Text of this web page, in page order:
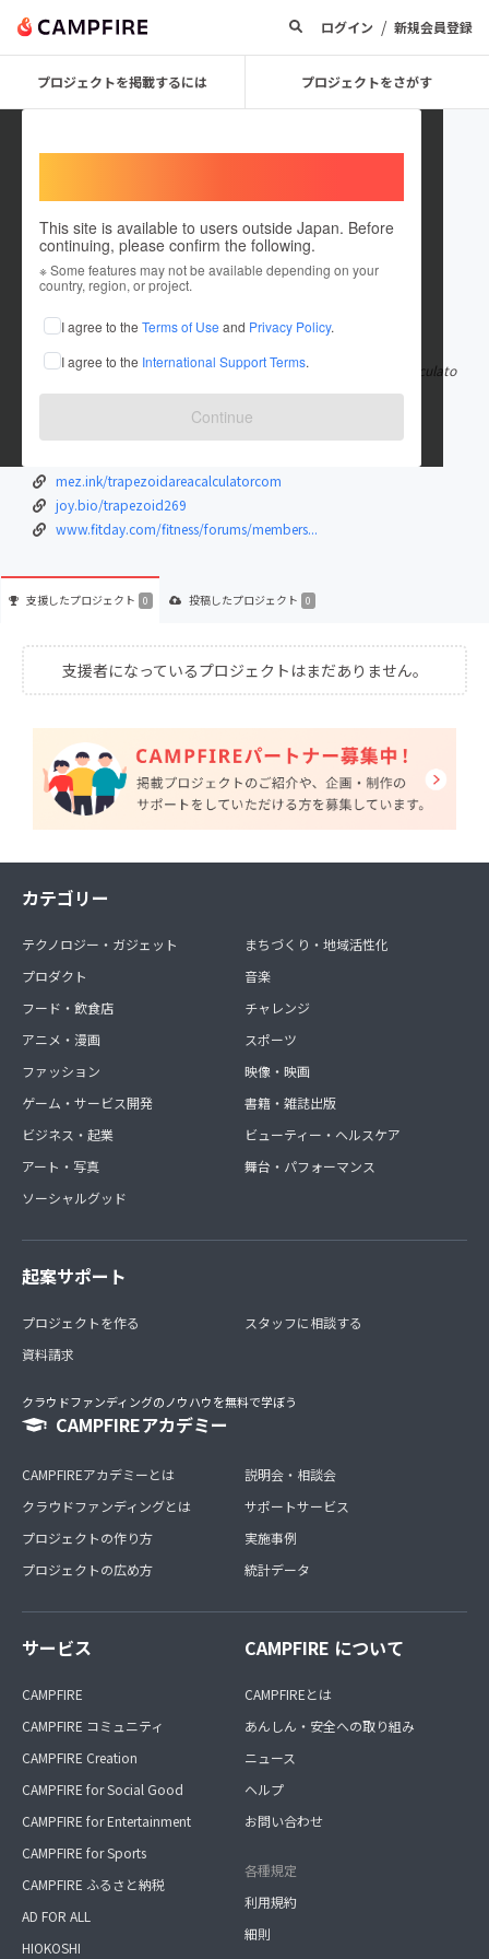
ログイン / 新規会員登録
プロジェクトを掲載するには プロジェクトをさがす
This site is available to users outside Japan. Before
continuing, please confirm the following.
※ Some features may not be available depending on your
country, region, or project.
I agree to the Terms of Use and Privacy Policy.
I agree to the International Support Terms.
Continue
trapezoidareacalculatorcom
在住国：日本
出身国：日本
Trapezoidareacalculator.com is a free online trapezoid area calculato
r built to provide in もっと見る
mez.ink/trapezoidareacalculatorcom
joy.bio/trapezoid269
www.fitday.com/fitness/forums/members...
支援したプロジェクト 0 投稿したプロジェクト 0
支援者になっているプロジェクトはまだありません。
カテゴリー
テクノロジー・ガジェット
プロダクト
フード・飲食店
アニメ・漫画
ファッション
ゲーム・サービス開発
ビジネス・起業
アート・写真
ソーシャルグッド
まちづくり・地域活性化
音楽
チャレンジ
スポーツ
映像・映画
書籍・雑誌出版
ビューティー・ヘルスケア
舞台・パフォーマンス
起案サポート
プロジェクトを作る
資料請求
スタッフに相談する
クラウドファンディングのノウハウを無料で学ぼう
CAMPFIREアカデミー
CAMPFIREアカデミーとは
クラウドファンディングとは
プロジェクトの作り方
プロジェクトの広め方
説明会・相談会
サポートサービス
実施事例
統計データ
サービス
CAMPFIRE
CAMPFIRE コミュニティ
CAMPFIRE Creation
CAMPFIRE for Social Good
CAMPFIRE for Entertainment
CAMPFIRE for Sports
CAMPFIRE ふるさと納税
AD FOR ALL
HIOKOSHI
CAMPFIRE について
CAMPFIREとは
あんしん・安全への取り組み
ニュース
ヘルプ
お問い合わせ
各種規定
利用規約
細則